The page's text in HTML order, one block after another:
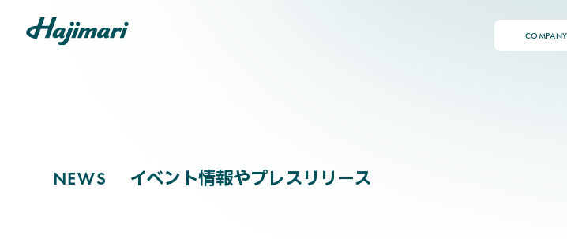
COMPANY
COMPANY
NEWS
NEWS イベント情報やプレスリリース